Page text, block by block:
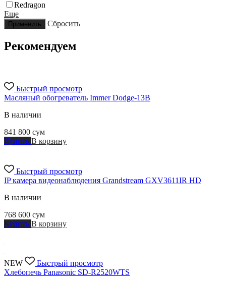
Redragon
Еще
Применить Сбросить
Рекомендуем
Быстрый просмотр
Масляный обогреватель Immer Dodge-13B
В наличии
841 800 сум
Купить В корзину
Быстрый просмотр
IP камера видеонаблюдения Grandstream GXV3611IR HD
В наличии
768 600 сум
Купить В корзину
NEW
Быстрый просмотр
Хлебопечь Panasonic SD-R2520WTS